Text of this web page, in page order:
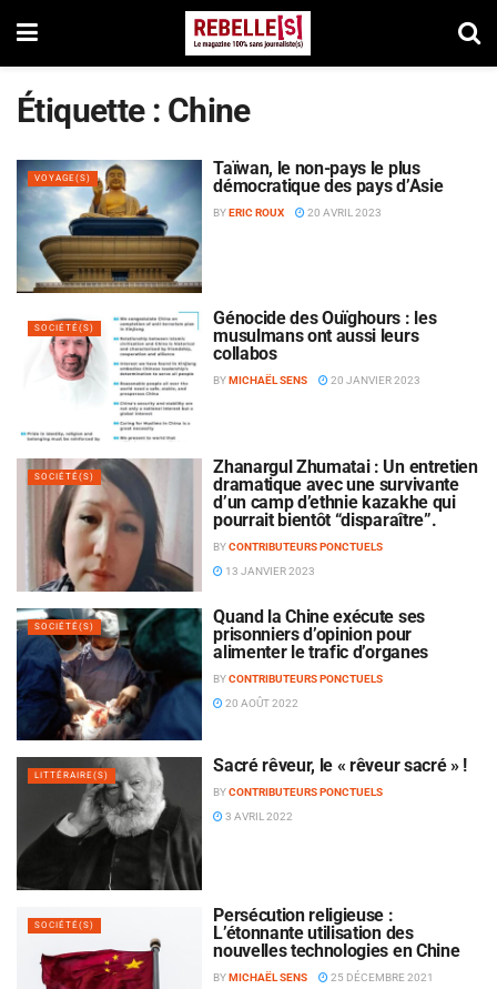
Étiquette : Chine
VOYAGE(S)
Taïwan, le non-pays le plus
démocratique des pays d’Asie
BYERIC ROUX 20 AVRIL 2023
SOCIÉTÉ(S)
Génocide des Ouïghours : les
musulmans ont aussi leurs
collabos
BYMICHAËL SENS 20 JANVIER 2023
SOCIÉTÉ(S)
Zhanargul Zhumatai : Un entretien
dramatique avec une survivante
d’un camp d’ethnie kazakhe qui
pourrait bientôt “disparaître”.
BYCONTRIBUTEURS PONCTUELS
13 JANVIER 2023
SOCIÉTÉ(S)
Quand la Chine exécute ses
prisonniers d’opinion pour
alimenter le trafic d’organes
BYCONTRIBUTEURS PONCTUELS
20 AOÛT 2022
LITTÉRAIRE(S) Sacré rêveur, le « rêveur sacré » !
BYCONTRIBUTEURS PONCTUELS
3 AVRIL 2022
SOCIÉTÉ(S)
Persécution religieuse :
L’étonnante utilisation des
nouvelles technologies en Chine
BYMICHAËL SENS 25 DÉCEMBRE 2021